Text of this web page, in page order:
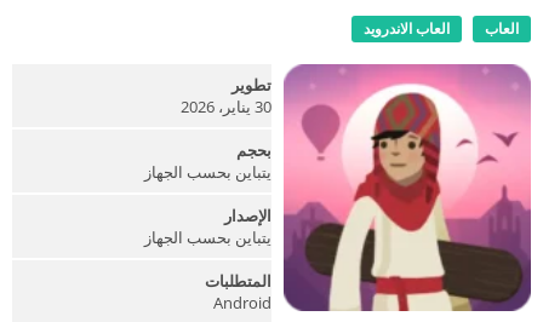
العاب العاب الاندرويد
تطوير
30 يناير، 2026
بحجم
يتباين بحسب الجهاز
الإصدار
يتباين بحسب الجهاز
المتطلبات
Android